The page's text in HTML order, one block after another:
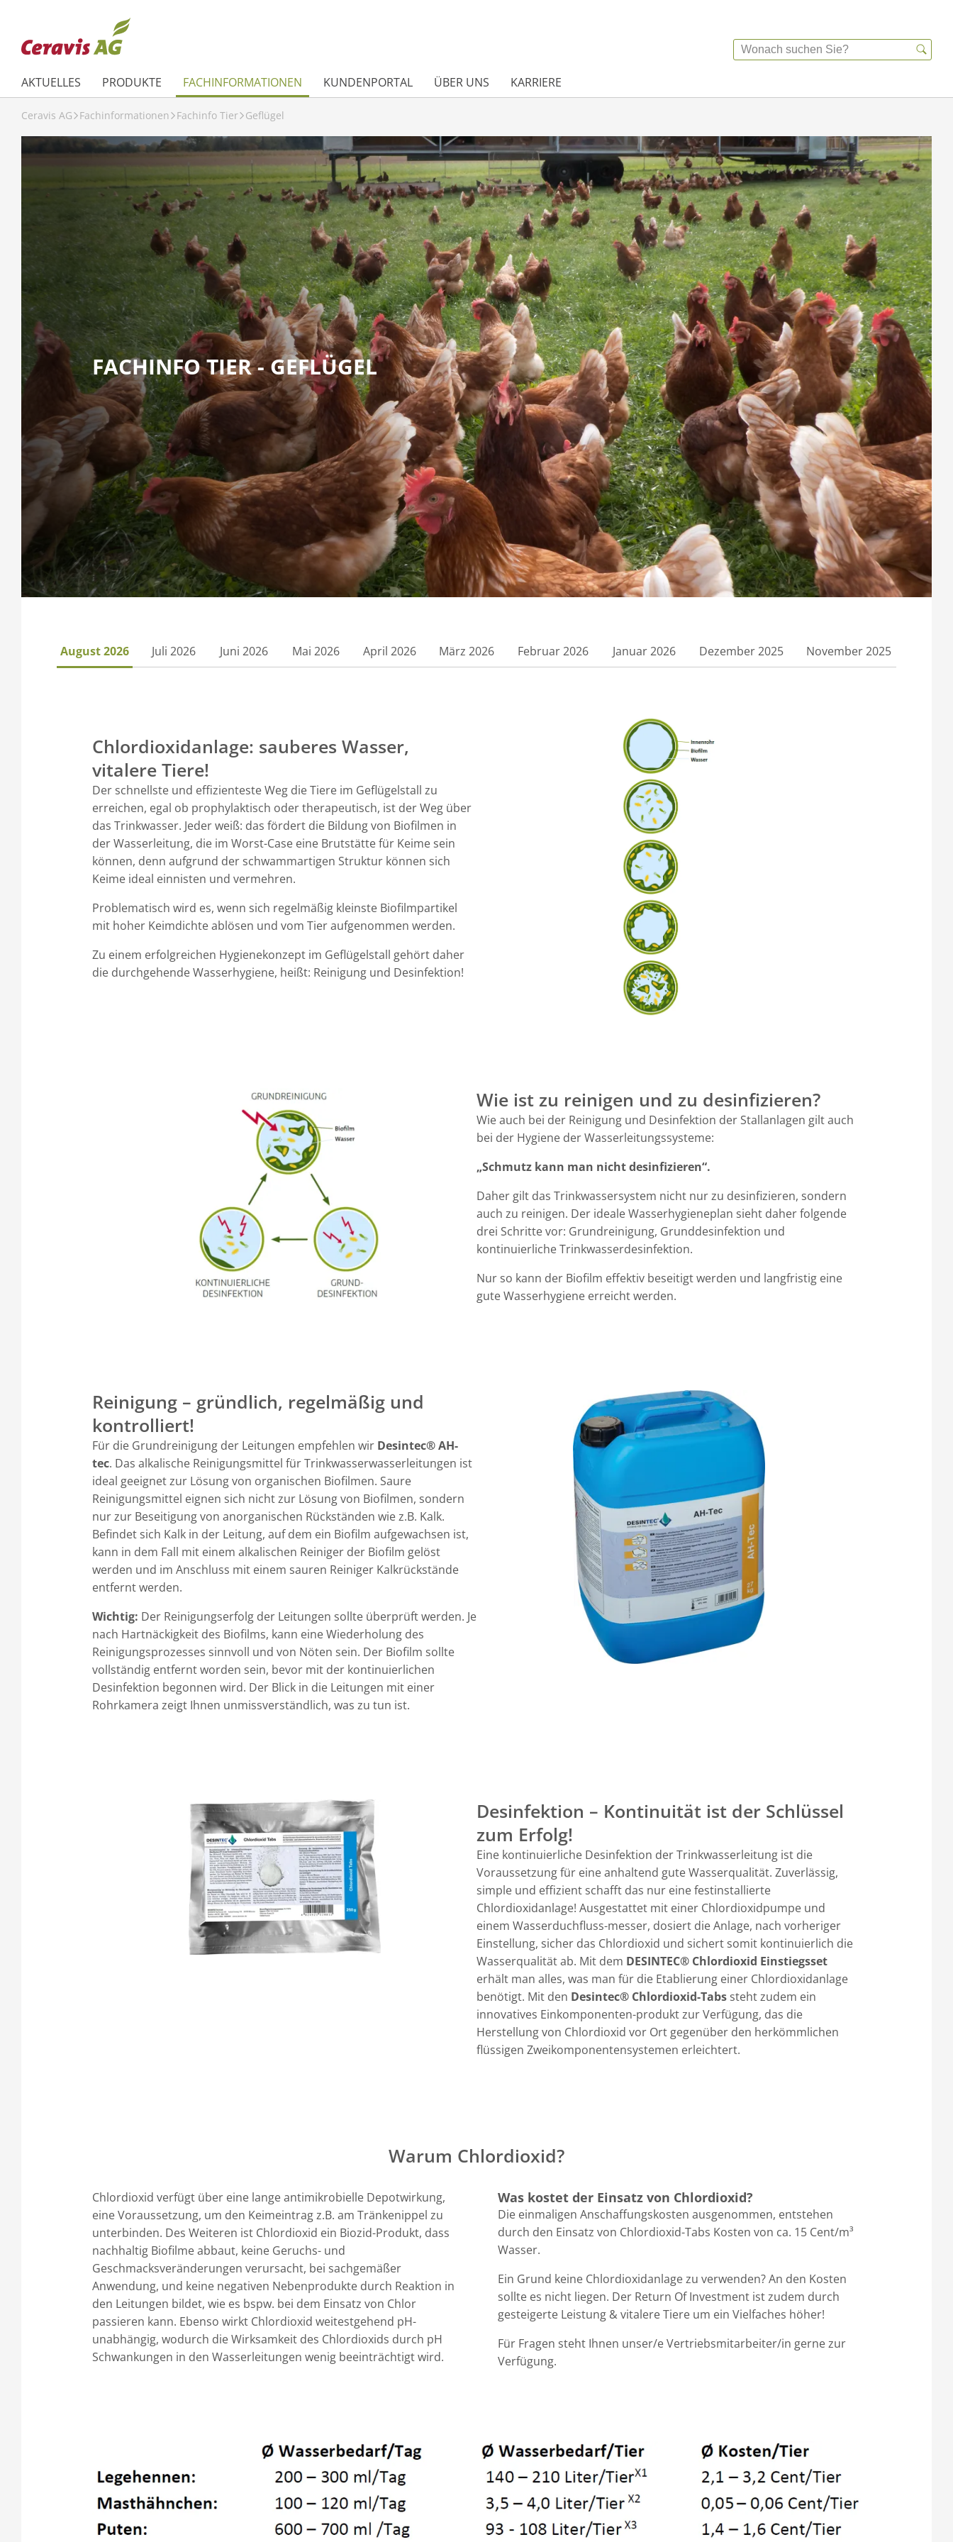
AKTUELLES PRODUKTE FACHINFORMATIONEN KUNDENPORTAL ÜBER UNS KARRIERE
Ceravis AG Fachinformationen Fachinfo Tier Geflügel
FACHINFO TIER - GEFLÜGEL
August 2026 Juli 2026 Juni 2026 Mai 2026 April 2026 März 2026 Februar 2026 Januar 2026 Dezember 2025 November 2025
Chlordioxidanlage: sauberes Wasser,
vitalere Tiere!
Der schnellste und effizienteste Weg die Tiere im Geflügelstall zu
erreichen, egal ob prophylaktisch oder therapeutisch, ist der Weg über
das Trinkwasser. Jeder weiß: das fördert die Bildung von Biofilmen in
der Wasserleitung, die im Worst-Case eine Brutstätte für Keime sein
können, denn aufgrund der schwammartigen Struktur können sich
Keime ideal einnisten und vermehren.
Problematisch wird es, wenn sich regelmäßig kleinste Biofilmpartikel
mit hoher Keimdichte ablösen und vom Tier aufgenommen werden.
Zu einem erfolgreichen Hygienekonzept im Geflügelstall gehört daher
die durchgehende Wasserhygiene, heißt: Reinigung und Desinfektion!
Wie ist zu reinigen und zu desinfizieren?
Wie auch bei der Reinigung und Desinfektion der Stallanlagen gilt auch
bei der Hygiene der Wasserleitungssysteme:
„Schmutz kann man nicht desinfizieren“.
Daher gilt das Trinkwassersystem nicht nur zu desinfizieren, sondern
auch zu reinigen. Der ideale Wasserhygieneplan sieht daher folgende
drei Schritte vor: Grundreinigung, Grunddesinfektion und
kontinuierliche Trinkwasserdesinfektion.
Nur so kann der Biofilm effektiv beseitigt werden und langfristig eine
gute Wasserhygiene erreicht werden.
Reinigung – gründlich, regelmäßig und
kontrolliert!
Für die Grundreinigung der Leitungen empfehlen wir Desintec® AH-
tec. Das alkalische Reinigungsmittel für Trinkwasserwasserleitungen ist
ideal geeignet zur Lösung von organischen Biofilmen. Saure
Reinigungsmittel eignen sich nicht zur Lösung von Biofilmen, sondern
nur zur Beseitigung von anorganischen Rückständen wie z.B. Kalk.
Befindet sich Kalk in der Leitung, auf dem ein Biofilm aufgewachsen ist,
kann in dem Fall mit einem alkalischen Reiniger der Biofilm gelöst
werden und im Anschluss mit einem sauren Reiniger Kalkrückstände
entfernt werden.
Wichtig: Der Reinigungserfolg der Leitungen sollte überprüft werden. Je
nach Hartnäckigkeit des Biofilms, kann eine Wiederholung des
Reinigungsprozesses sinnvoll und von Nöten sein. Der Biofilm sollte
vollständig entfernt worden sein, bevor mit der kontinuierlichen
Desinfektion begonnen wird. Der Blick in die Leitungen mit einer
Rohrkamera zeigt Ihnen unmissverständlich, was zu tun ist.
Desinfektion – Kontinuität ist der Schlüssel
zum Erfolg!
Eine kontinuierliche Desinfektion der Trinkwasserleitung ist die
Voraussetzung für eine anhaltend gute Wasserqualität. Zuverlässig,
simple und effizient schafft das nur eine festinstallierte
Chlordioxidanlage! Ausgestattet mit einer Chlordioxidpumpe und
einem Wasserduchfluss-messer, dosiert die Anlage, nach vorheriger
Einstellung, sicher das Chlordioxid und sichert somit kontinuierlich die
Wasserqualität ab. Mit dem DESINTEC® Chlordioxid Einstiegsset
erhält man alles, was man für die Etablierung einer Chlordioxidanlage
benötigt. Mit den Desintec® Chlordioxid-Tabs steht zudem ein
innovatives Einkomponenten-produkt zur Verfügung, das die
Herstellung von Chlordioxid vor Ort gegenüber den herkömmlichen
flüssigen Zweikomponentensystemen erleichtert.
Warum Chlordioxid?
Chlordioxid verfügt über eine lange antimikrobielle Depotwirkung,
eine Voraussetzung, um den Keimeintrag z.B. am Tränkenippel zu
unterbinden. Des Weiteren ist Chlordioxid ein Biozid-Produkt, dass
nachhaltig Biofilme abbaut, keine Geruchs- und
Geschmacksveränderungen verursacht, bei sachgemäßer
Anwendung, und keine negativen Nebenprodukte durch Reaktion in
den Leitungen bildet, wie es bspw. bei dem Einsatz von Chlor
passieren kann. Ebenso wirkt Chlordioxid weitestgehend pH-
unabhängig, wodurch die Wirksamkeit des Chlordioxids durch pH
Schwankungen in den Wasserleitungen wenig beeinträchtigt wird.
Was kostet der Einsatz von Chlordioxid?
Die einmaligen Anschaffungskosten ausgenommen, entstehen
durch den Einsatz von Chlordioxid-Tabs Kosten von ca. 15 Cent/m³
Wasser.
Ein Grund keine Chlordioxidanlage zu verwenden? An den Kosten
sollte es nicht liegen. Der Return Of Investment ist zudem durch
gesteigerte Leistung & vitalere Tiere um ein Vielfaches höher!
Für Fragen steht Ihnen unser/e Vertriebsmitarbeiter/in gerne zur
Verfügung.